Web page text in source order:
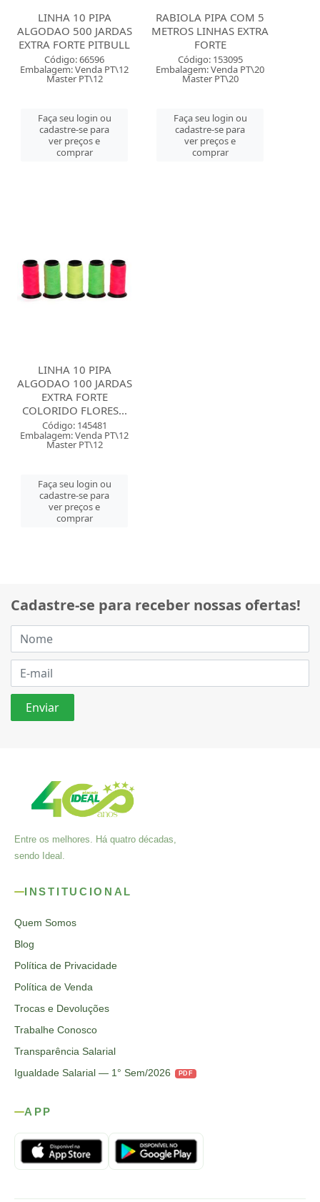
LINHA 10 PIPA
ALGODAO 500 JARDAS
EXTRA FORTE PITBULL
Código: 66596
Embalagem: Venda PT\12
Master PT\12
Faça seu login ou
cadastre-se para
ver preços e
comprar
RABIOLA PIPA COM 5
METROS LINHAS EXTRA
FORTE
Código: 153095
Embalagem: Venda PT\20
Master PT\20
Faça seu login ou
cadastre-se para
ver preços e
comprar
LINHA 10 PIPA
ALGODAO 100 JARDAS
EXTRA FORTE
COLORIDO FLORES...
Código: 145481
Embalagem: Venda PT\12
Master PT\12
Faça seu login ou
cadastre-se para
ver preços e
comprar
Cadastre-se para receber nossas ofertas!
Entre os melhores. Há quatro décadas,
sendo Ideal.
INSTITUCIONAL
Quem Somos
Blog
Política de Privacidade
Política de Venda
Trocas e Devoluções
Trabalhe Conosco
Transparência Salarial
Igualdade Salarial — 1° Sem/2026
PDF
APP